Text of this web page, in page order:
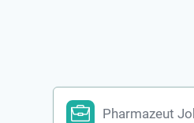
Pharmazeut